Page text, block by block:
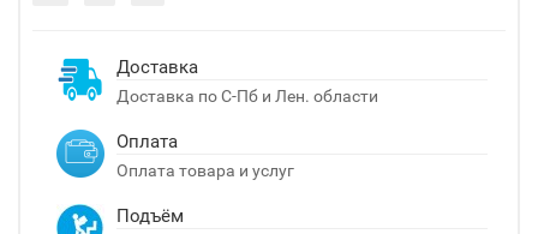
Доставка
Доставка по С-Пб и Лен. области
Оплата
Оплата товара и услуг
Подъём